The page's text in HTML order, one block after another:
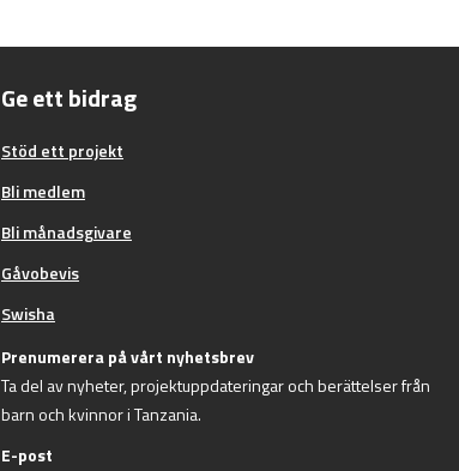
Ge ett bidrag
Stöd ett projekt
Bli medlem
Bli månadsgivare
Gåvobevis
Swisha
Prenumerera på vårt nyhetsbrev
Ta del av nyheter, projektuppdateringar och berättelser från
barn och kvinnor i Tanzania.
E-post